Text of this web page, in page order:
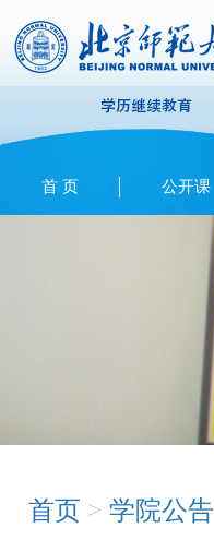
首 页 公开课
首页 > 学院公告